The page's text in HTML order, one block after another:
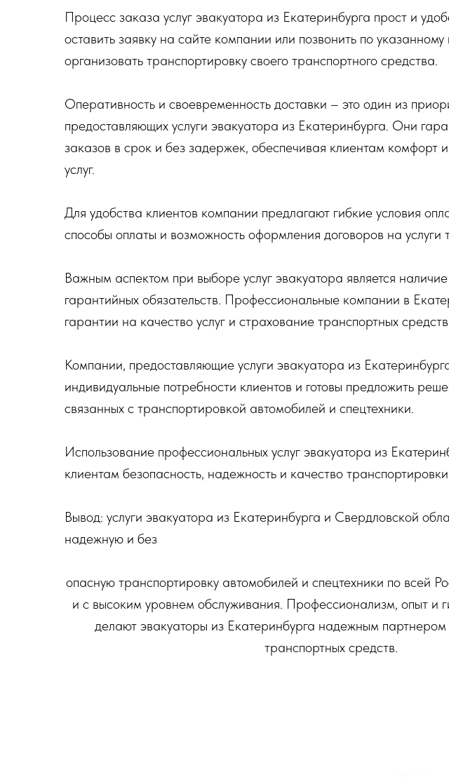
Процесс заказа услуг эвакуатора из Екатеринбурга прост и
оставить заявку на сайте компании или позвонить по
организовать транспортировку своего транспортного средства.
Оперативность и своевременность доставки – это один из
предоставляющих услуги эвакуатора из Екатеринбурга. Они
заказов в срок и без задержек, обеспечивая клиентам комфорт
услуг.
Для удобства клиентов компании предлагают гибкие условия
способы оплаты и возможность оформления договоров на услуги
Важным аспектом при выборе услуг эвакуатора является
гарантийных обязательств. Профессиональные компании в
гарантии на качество услуг и страхование транспортных
Компании, предоставляющие услуги эвакуатора из
индивидуальные потребности клиентов и готовы предложить
связанных с транспортировкой автомобилей и спецтехники.
Использование профессиональных услуг эвакуатора из
клиентам безопасность, надежность и качество
Вывод: услуги эвакуатора из Екатеринбурга и Свердловской
надежную и без
опасную транспортировку автомобилей и спецтехники по всей
и с высоким уровнем обслуживания. Профессионализм, опыт и
делают эвакуаторы из Екатеринбурга надежным партнером
транспортных средств.